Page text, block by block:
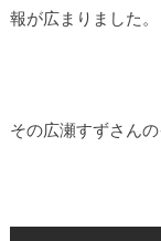
報が広まりました。
その広瀬すずさん